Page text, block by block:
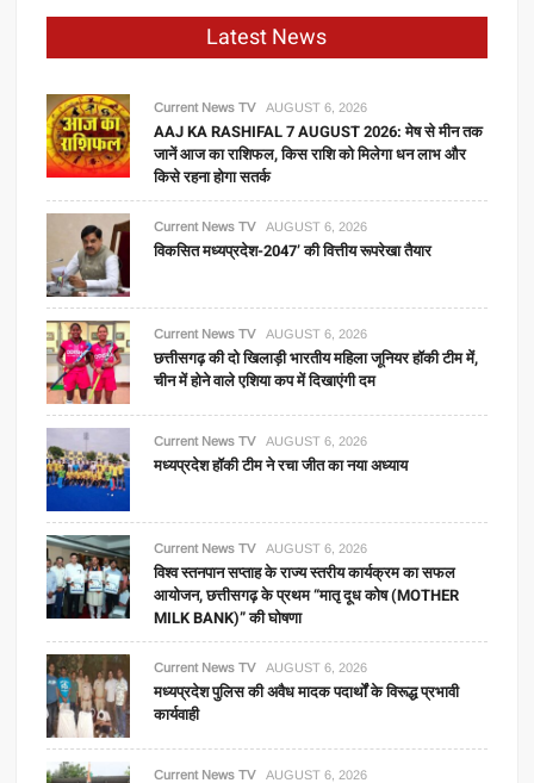
Latest News
Current News TV AUGUST 6, 2026
AAJ KA RASHIFAL 7 AUGUST 2026: मेष से मीन तक
जानें आज का राशिफल, किस राशि को मिलेगा धन लाभ और
किसे रहना होगा सतर्क
Current News TV AUGUST 6, 2026
विकसित मध्यप्रदेश-2047’ की वित्तीय रूपरेखा तैयार
Current News TV AUGUST 6, 2026
छत्तीसगढ़ की दो खिलाड़ी भारतीय महिला जूनियर हॉकी टीम में,
चीन में होने वाले एशिया कप में दिखाएंगी दम
Current News TV AUGUST 6, 2026
मध्यप्रदेश हॉकी टीम ने रचा जीत का नया अध्याय
Current News TV AUGUST 6, 2026
विश्व स्तनपान सप्ताह के राज्य स्तरीय कार्यक्रम का सफल
आयोजन, छत्तीसगढ़ के प्रथम “मातृ दूध कोष (MOTHER
MILK BANK)” की घोषणा
Current News TV AUGUST 6, 2026
मध्यप्रदेश पुलिस की अवैध मादक पदार्थों के विरूद्ध प्रभावी
कार्यवाही
Current News TV AUGUST 6, 2026